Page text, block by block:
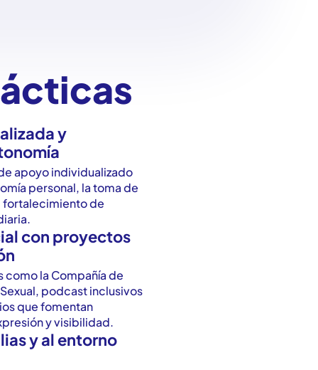
y
apoyo individualizado
personal, la toma de
fortalecimiento de
con proyectos
como la Compañía de
podcast inclusivos
que fomentan
y visibilidad.
y al entorno